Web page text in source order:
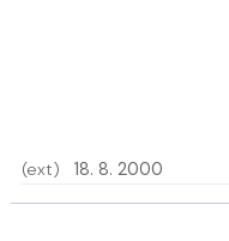
(ext) 18. 8. 2000